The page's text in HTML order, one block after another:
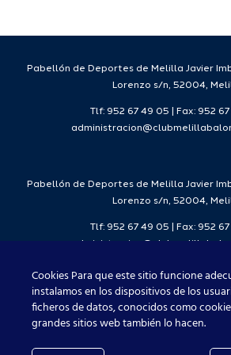
Pabellón de Deportes de Melilla Javier
Lorenzo s/n, 52004,
Tlf: 952 67 49 05 | Fax: 952 67
Pabellón de Deportes de Melilla Javier
Lorenzo s/n, 52004,
Tlf: 952 67 49 05 | Fax: 952 67
Club Melilla Baloncesto
Cookies Para que este sitio funcione
instalamos en los dispositivos de los
ficheros de datos, conocidos como
grandes sitios web también lo hacen.